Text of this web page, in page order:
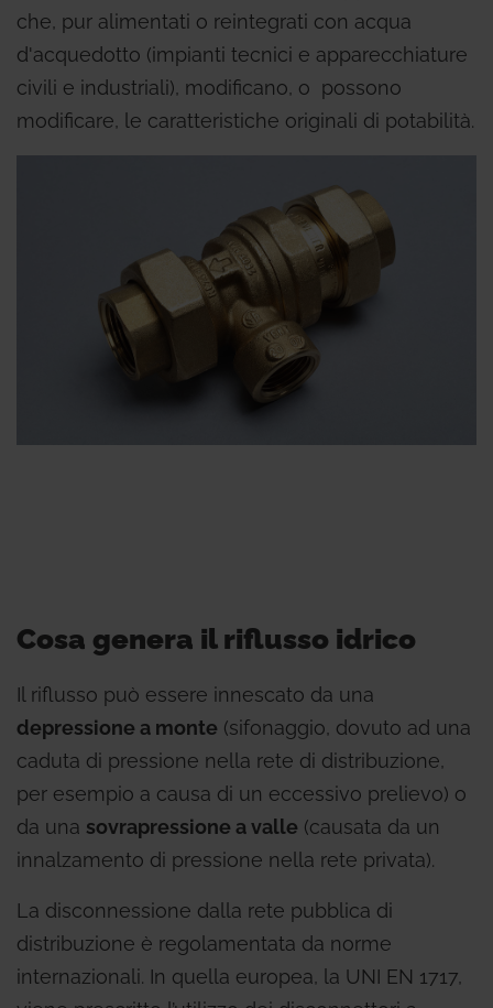
che, pur alimentati o reintegrati con acqua
d'acquedotto (impianti tecnici e apparecchiature
civili e industriali), modificano, o possono
modificare, le caratteristiche originali di potabilità.
Cosa genera il riflusso idrico
Il riflusso può essere innescato da una
depressione a monte (sifonaggio, dovuto ad una
caduta di pressione nella rete di distribuzione,
per esempio a causa di un eccessivo prelievo) o
da una sovrapressione a valle (causata da un
innalzamento di pressione nella rete privata).
La disconnessione dalla rete pubblica di
distribuzione è regolamentata da norme
internazionali. In quella europea, la UNI EN 1717,